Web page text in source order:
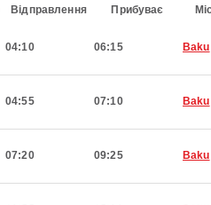
Відправлення Прибуває
04:10 06:15 Baku
04:55 07:10 Baku
07:20 09:25 Baku